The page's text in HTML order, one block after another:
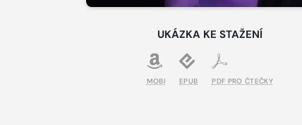
UKÁZKA KE STAŽENÍ
MOBI EPUB PDF PRO ČTEČKY